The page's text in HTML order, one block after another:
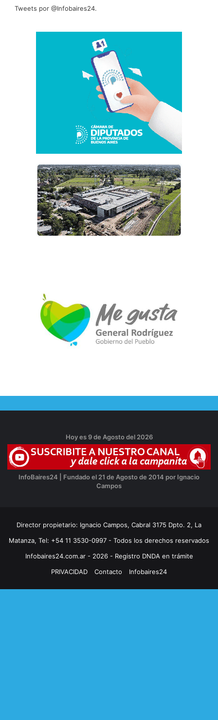
Tweets por @Infobaires24.
Hoy es 9 de Agosto del 2026
InfoBaires24 | Fundado el 21 de Agosto de 2014 por Ignacio
Campos
Director propietario: Ignacio Campos, Cabral 3175 Dpto. 2, La
Matanza, Tel: +54 11 3530-0997 - Todos los derechos reservados
Infobaires24.com.ar - 2026 - Registro DNDA en trámite
PRIVACIDAD
Contacto Infobaires24